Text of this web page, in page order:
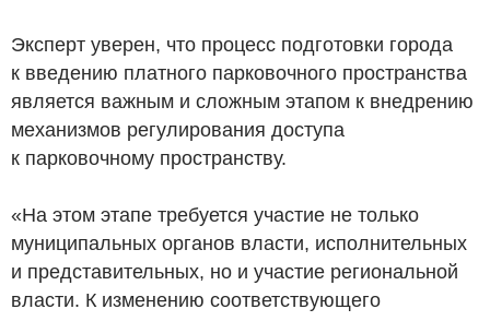
Эксперт уверен, что процесс подготовки города
к введению платного парковочного пространства
является важным и сложным этапом к внедрению
механизмов регулирования доступа
к парковочному пространству.
«На этом этапе требуется участие не только
муниципальных органов власти, исполнительных
и представительных, но и участие региональной
власти. К изменению соответствующего